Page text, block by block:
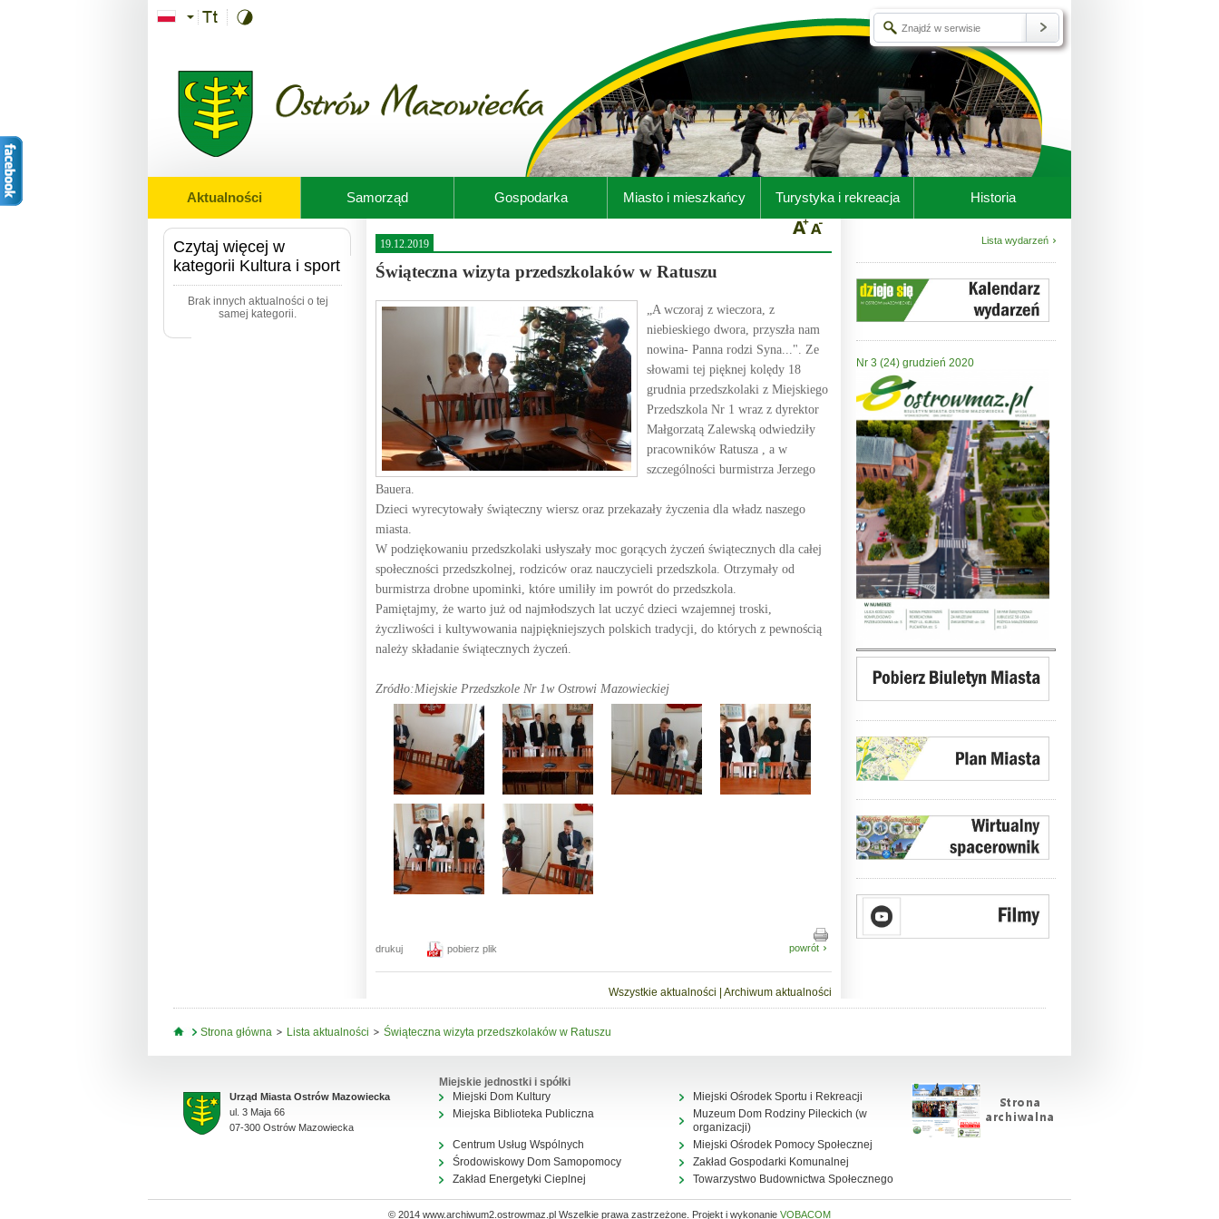
Aktualności Samorząd Gospodarka Miasto i mieszkańcy Turystyka i rekreacja Historia
Czytaj więcej w
kategorii Kultura i sport
Brak innych aktualności o tej
samej kategorii.
19.12.2019
Świąteczna wizyta przedszkolaków w Ratuszu
„A wczoraj z wieczora, z
niebieskiego dwora, przyszła nam
nowina- Panna rodzi Syna...". Ze
słowami tej pięknej kolędy 18
grudnia przedszkolaki z Miejskiego
Przedszkola Nr 1 wraz z dyrektor
Małgorzatą Zalewską odwiedziły
pracowników Ratusza , a w
szczególności burmistrza Jerzego
Bauera.
Dzieci wyrecytowały świąteczny wiersz oraz przekazały życzenia dla władz naszego
miasta.
W podziękowaniu przedszkolaki usłyszały moc gorących życzeń świątecznych dla całej
społeczności przedszkolnej, rodziców oraz nauczycieli przedszkola. Otrzymały od
burmistrza drobne upominki, które umiliły im powrót do przedszkola.
Pamiętajmy, że warto już od najmłodszych lat uczyć dzieci wzajemnej troski,
życzliwości i kultywowania najpiękniejszych polskich tradycji, do których z pewnością
należy składanie świątecznych życzeń.
Zródło:Miejskie Przedszkole Nr 1w Ostrowi Mazowieckiej
drukuj pobierz plik powrót
Wszystkie aktualności | Archiwum aktualności
Lista wydarzeń
Nr 3 (24) grudzień 2020
Jesteś tutaj
Strona główna Lista aktualności Świąteczna wizyta przedszkolaków w Ratuszu
Urząd Miasta Ostrów Mazowiecka
ul. 3 Maja 66
07-300 Ostrów Mazowiecka
Miejskie jednostki i spółki
Miejski Dom Kultury
Miejski Ośrodek Sportu i Rekreacji
Miejska Biblioteka Publiczna
Muzeum Dom Rodziny Pileckich (w
organizacji)
Centrum Usług Wspólnych
Miejski Ośrodek Pomocy Społecznej
Środowiskowy Dom Samopomocy
Zakład Gospodarki Komunalnej
Zakład Energetyki Cieplnej
Towarzystwo Budownictwa Społecznego
© 2014 www.archiwum2.ostrowmaz.pl Wszelkie prawa zastrzeżone. Projekt i wykonanie VOBACOM